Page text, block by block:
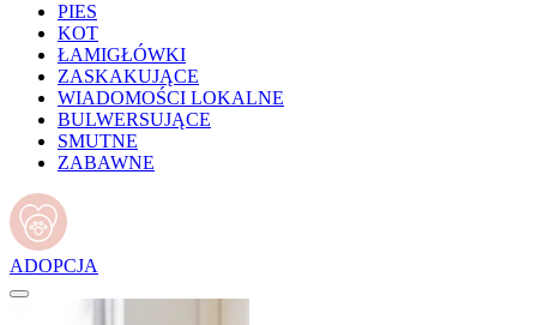
PIES
KOT
ŁAMIGŁÓWKI
ZASKAKUJĄCE
WIADOMOŚCI LOKALNE
BULWERSUJĄCE
SMUTNE
ZABAWNE
ADOPCJA